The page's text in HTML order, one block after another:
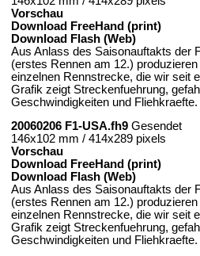
Vorschau
Download FreeHand (print)
Download Flash (Web)
Aus Anlass des Saisonauftakts der
(erstes Rennen am 12.)
einzelnen Rennstrecke, die wir seit
Grafik zeigt Streckenfuehrung,
Geschwindigkeiten und Fliehkraefte.
20060206 F1-USA.fh9 Gesendet
146x102 mm / 414x289 pixels
Vorschau
Download FreeHand (print)
Download Flash (Web)
Aus Anlass des Saisonauftakts der
(erstes Rennen am 12.)
einzelnen Rennstrecke, die wir seit
Grafik zeigt Streckenfuehrung,
Geschwindigkeiten und Fliehkraefte.